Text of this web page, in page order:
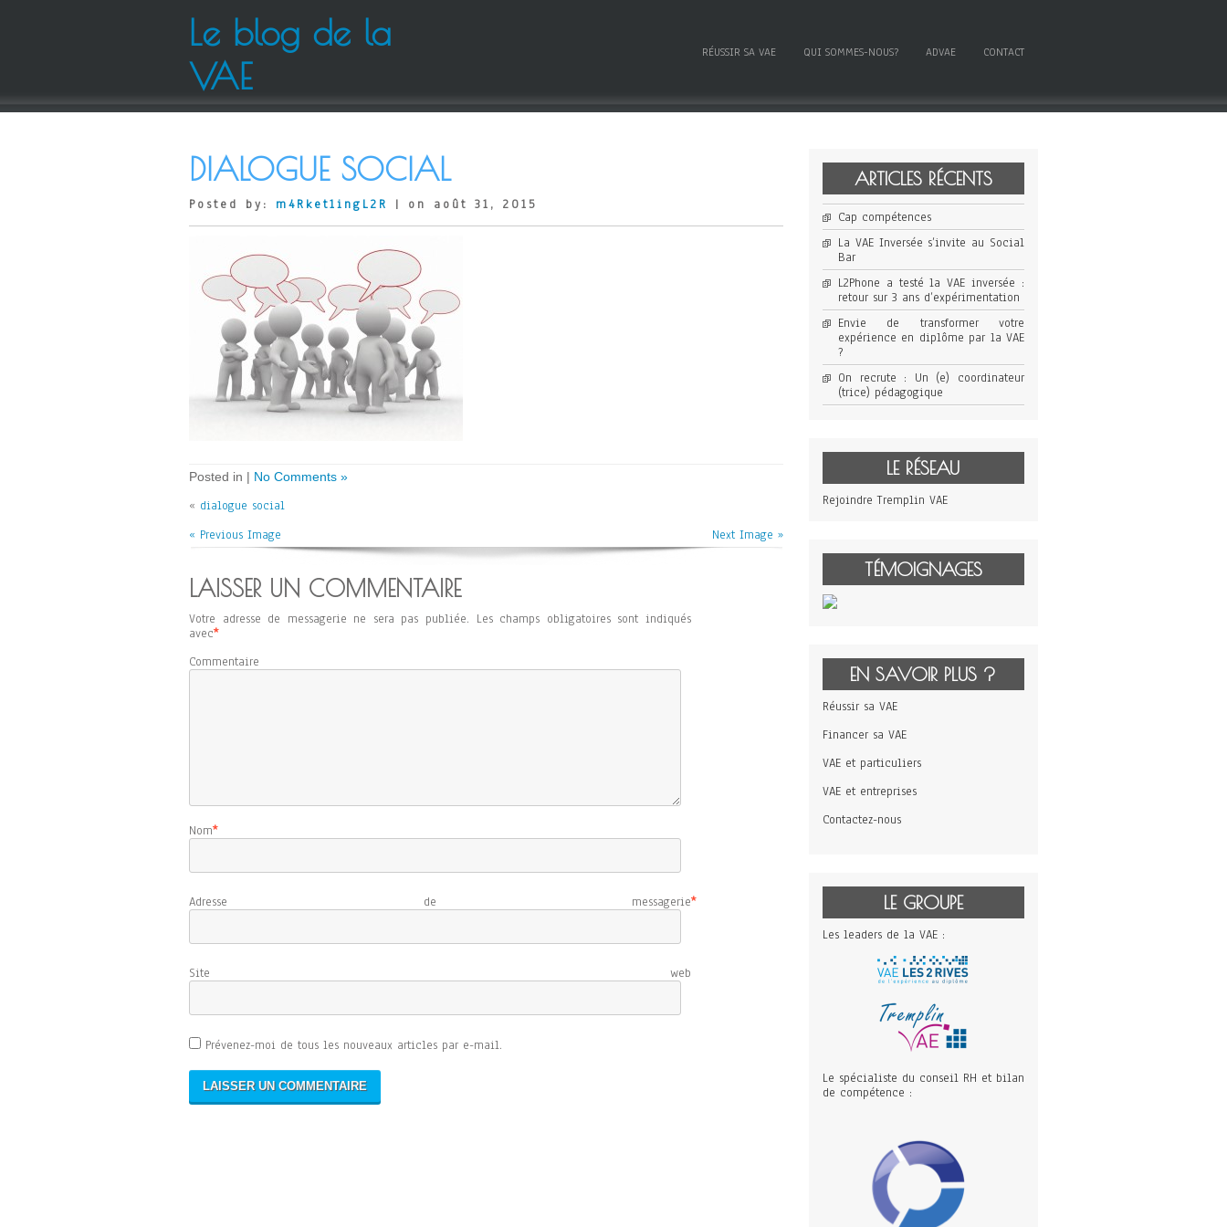
Le blog de la
VAE
RÉUSSIR SA VAE QUI SOMMES-NOUS? ADVAE CONTACT
DIALOGUE SOCIAL
Posted by: m4Rket1ingL2R | on août 31, 2015
Posted in | No Comments »
« dialogue social
« Previous Image
Next Image »
LAISSER UN COMMENTAIRE
Votre adresse de messagerie ne sera pas publiée. Les champs obligatoires sont indiqués
avec*
Commentaire
Nom*
Adresse de messagerie*
Site web
Prévenez-moi de tous les nouveaux articles par e-mail.
ARTICLES RÉCENTS
Cap compétences
La VAE Inversée s’invite au Social
Bar
L2Phone a testé la VAE inversée :
retour sur 3 ans d’expérimentation
Envie de transformer votre
expérience en diplôme par la VAE
?
On recrute : Un (e) coordinateur
(trice) pédagogique
LE RÉSEAU
Rejoindre Tremplin VAE
TÉMOIGNAGES
EN SAVOIR PLUS ?
Réussir sa VAE
Financer sa VAE
VAE et particuliers
VAE et entreprises
Contactez-nous
LE GROUPE
Les leaders de la VAE :
Le spécialiste du conseil RH et bilan
de compétence :